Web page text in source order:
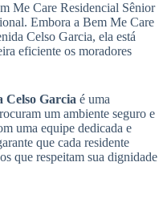
Me Care Residencial Sênior
Embora a Bem Me Care
Celso Garcia, ela está
eficiente os moradores
Celso Garcia é uma
um ambiente seguro e
uma equipe dedicada e
que cada residente
que respeitam sua dignidade